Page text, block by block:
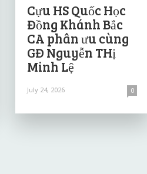
Cựu HS Quốc Học
Đồng Khánh Bắc
CA phân ưu cùng
GĐ Nguyễn THị
Minh Lệ
July 24, 2026 0